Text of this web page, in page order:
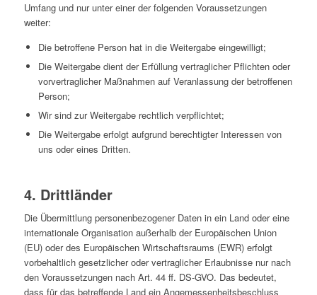
Umfang und nur unter einer der folgenden Voraussetzungen
weiter:
Die betroffene Person hat in die Weitergabe eingewilligt;
Die Weitergabe dient der Erfüllung vertraglicher Pflichten oder
vorvertraglicher Maßnahmen auf Veranlassung der betroffenen
Person;
Wir sind zur Weitergabe rechtlich verpflichtet;
Die Weitergabe erfolgt aufgrund berechtigter Interessen von
uns oder eines Dritten.
4. Drittländer
Die Übermittlung personenbezogener Daten in ein Land oder eine
internationale Organisation außerhalb der Europäischen Union
(EU) oder des Europäischen Wirtschaftsraums (EWR) erfolgt
vorbehaltlich gesetzlicher oder vertraglicher Erlaubnisse nur nach
den Voraussetzungen nach Art. 44 ff. DS-GVO. Das bedeutet,
dass für das betreffende Land ein Angemessenheitsbeschluss